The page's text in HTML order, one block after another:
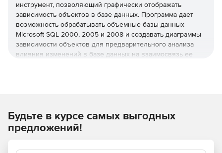
инструмент, позволяющий графически отображать
зависимость объектов в базе данных. Программа дает
возможность обрабатывать объемные базы данных
Microsoft SQL 2000, 2005 и 2008 и создавать диаграммы
зависимости объектов для предварительного анализа
влияния изменений в базе данных на взаимосвязь ее
позволяющая контролировать управление изменениями
в базе данных. Программа устанавливается на
компьютере и получает доступ к SQL серверу в процессе
Будьте в курсе самых выгодных
предложений!